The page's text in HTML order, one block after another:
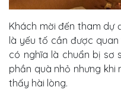
Khách mời đến tham dự
là yếu tố cần được quan
có nghĩa là chuẩn bị sơ
phần quà nhỏ nhưng khi
thấy hài lòng.